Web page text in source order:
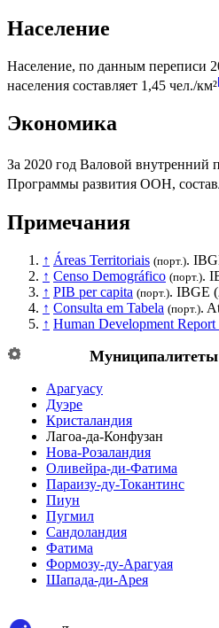
Население
Население, по данным переписи
населения составляет 1,45 чел./км²
Экономика
За 2020 год Валовой внутренний
Программы развития ООН,
Примечания
↑ Áreas Territoriais (порт.).
↑ Censo Demográfico (порт.).
↑ PIB per capita (порт.). IBGE
↑ Consulta em Tabela (порт.).
↑ Human Development Report
Муниципалитеты
Арагуасу
Дуэре
Кристаландия
Лагоа-да-Конфузан
Нова-Розаландия
Оливейра-ди-Фатима
Параизу-ду-Токантинс
Пиун
Пугмил
Сандоландия
Фатима
Формозу-ду-Арагуая
Шапада-ди-Арея